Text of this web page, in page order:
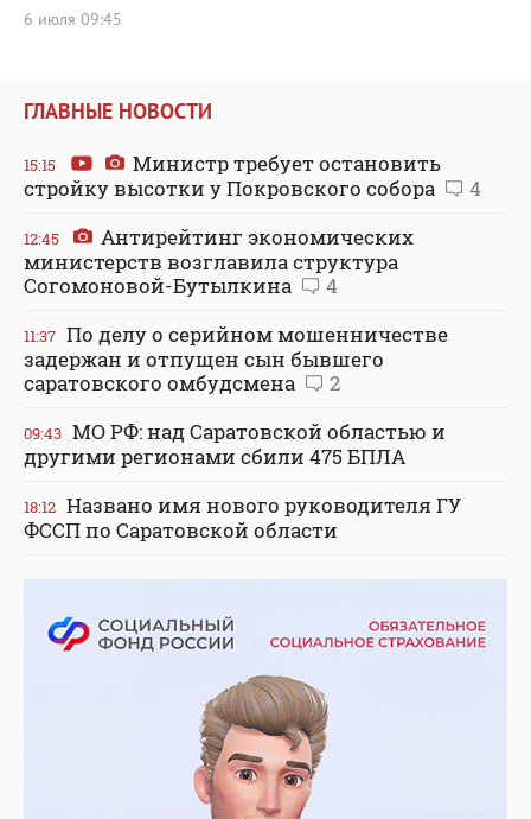
6 июля 09:45
ГЛАВНЫЕ НОВОСТИ
15:15
Министр требует остановить
стройку высотки у Покровского собора
4
12:45
Антирейтинг экономических
министерств возглавила структура
Согомоновой-Бутылкина
4
11:37 По делу о серийном мошенничестве
задержан и отпущен сын бывшего
саратовского омбудсмена
2
09:43 МО РФ: над Саратовской областью и
другими регионами сбили 475 БПЛА
18:12 Названо имя нового руководителя ГУ
ФССП по Саратовской области